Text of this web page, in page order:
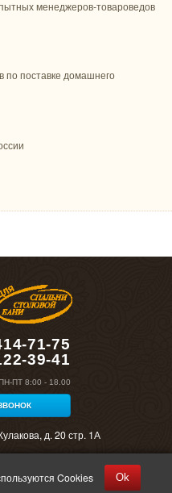
менеджеров-товароведов
по поставке домашнего
71-75
39-41
ПТ 8:00 - 18.00
д. 20 стр. 1А
права защищены
Cookies Ok